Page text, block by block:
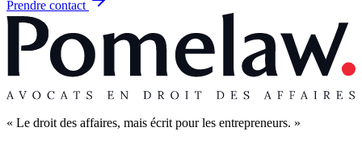
Prendre contact
« Le droit des affaires, mais écrit pour les entrepreneurs. »